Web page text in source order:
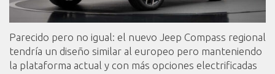
Parecido pero no igual: el nuevo Jeep Compass regional
tendría un diseño similar al europeo pero manteniendo
la plataforma actual y con más opciones electrificadas